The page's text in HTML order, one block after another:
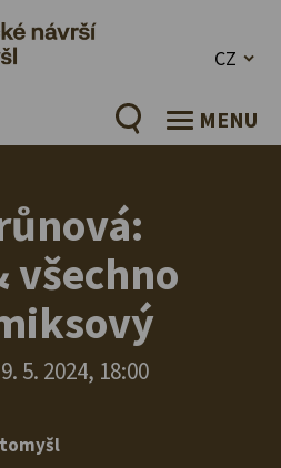
CZ
MENU
všechno
9. 5. 2024, 18:00